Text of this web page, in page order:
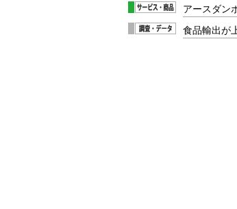
アースダン
食品輸出が